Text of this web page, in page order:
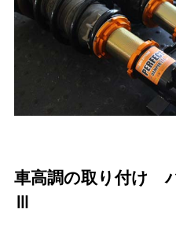
車高調の取り付け
Ⅲ